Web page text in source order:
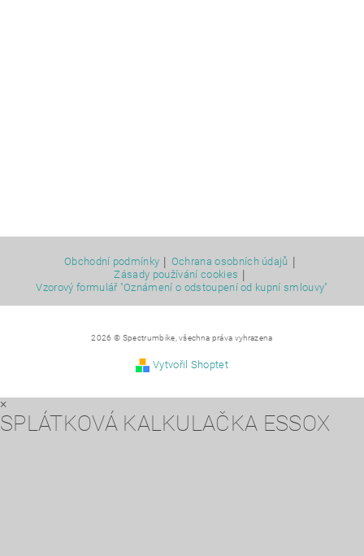
Obchodní podmínky | Ochrana osobních údajů |
Zásady používání cookies |
Vzorový formulář "Oznámení o odstoupení od kupní smlouvy"
2026 © Spectrumbike, všechna práva vyhrazena
Vytvořil Shoptet
×
SPLÁTKOVÁ KALKULAČKA ESSOX